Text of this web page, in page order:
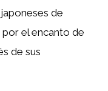
de
por el encanto de
de sus